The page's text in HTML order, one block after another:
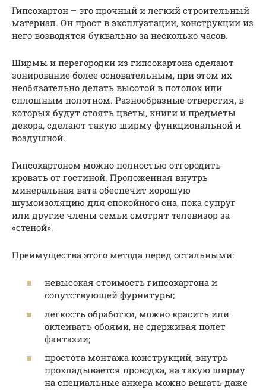
Гипсокартон – это прочный и легкий строительный
материал. Он прост в эксплуатации, конструкции из
него возводятся буквально за несколько часов.
Ширмы и перегородки из гипсокартона сделают
зонирование более основательным, при этом их
необязательно делать высотой в потолок или
сплошным полотном. Разнообразные отверстия, в
которых будут стоять цветы, книги и предметы
декора, сделают такую ширму функциональной и
воздушной.
Гипсокартоном можно полностью отгородить
кровать от гостиной. Проложенная внутрь
минеральная вата обеспечит хорошую
шумоизоляцию для спокойного сна, пока супруг
или другие члены семьи смотрят телевизор за
«стеной».
Преимущества этого метода перед остальными:
невысокая стоимость гипсокартона и
сопутствующей фурнитуры;
легкость обработки, можно красить или
оклеивать обоями, не сдерживая полет
фантазии;
простота монтажа конструкций, внутрь
прокладывается проводка, на такую ширму
на специальные анкера можно вешать даже